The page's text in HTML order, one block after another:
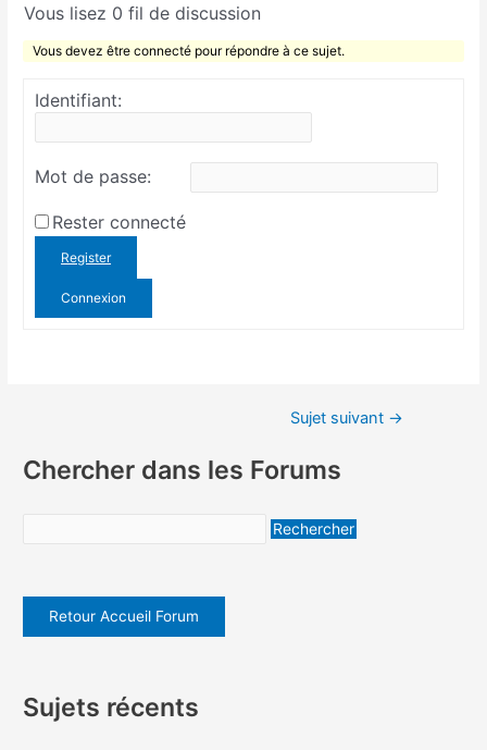
Vous lisez 0 fil de discussion
Vous devez être connecté pour répondre à ce sujet.
Identifiant:
Mot de passe:
Rester connecté
Register
Connexion
Sujet suivant →
Chercher dans les Forums
Retour Accueil Forum
Sujets récents